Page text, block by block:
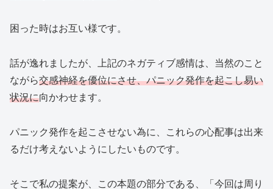
困った時はお互い様です。
話が逸れましたが、上記のネガティブ感情は、当然のこと
ながら交感神経を優位にさせ、パニック発作を起こし易い
状況に向かわせます。
パニック発作を起こさせない為に、これらの心配事は出来
るだけ考えないようにしたいものです。
そこで私の提案が、この本題の部分である、「今回は周り